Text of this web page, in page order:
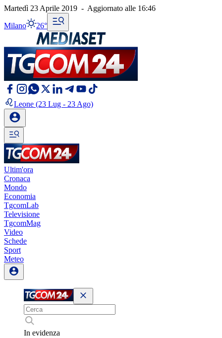
Martedì 23 Aprile 2019 - Aggiornato alle 16:46
Milano 26°
Leone (23 Lug - 23 Ago)
Ultim'ora
Cronaca
Mondo
Economia
TgcomLab
Televisione
TgcomMag
Video
Schede
Sport
Meteo
In evidenza